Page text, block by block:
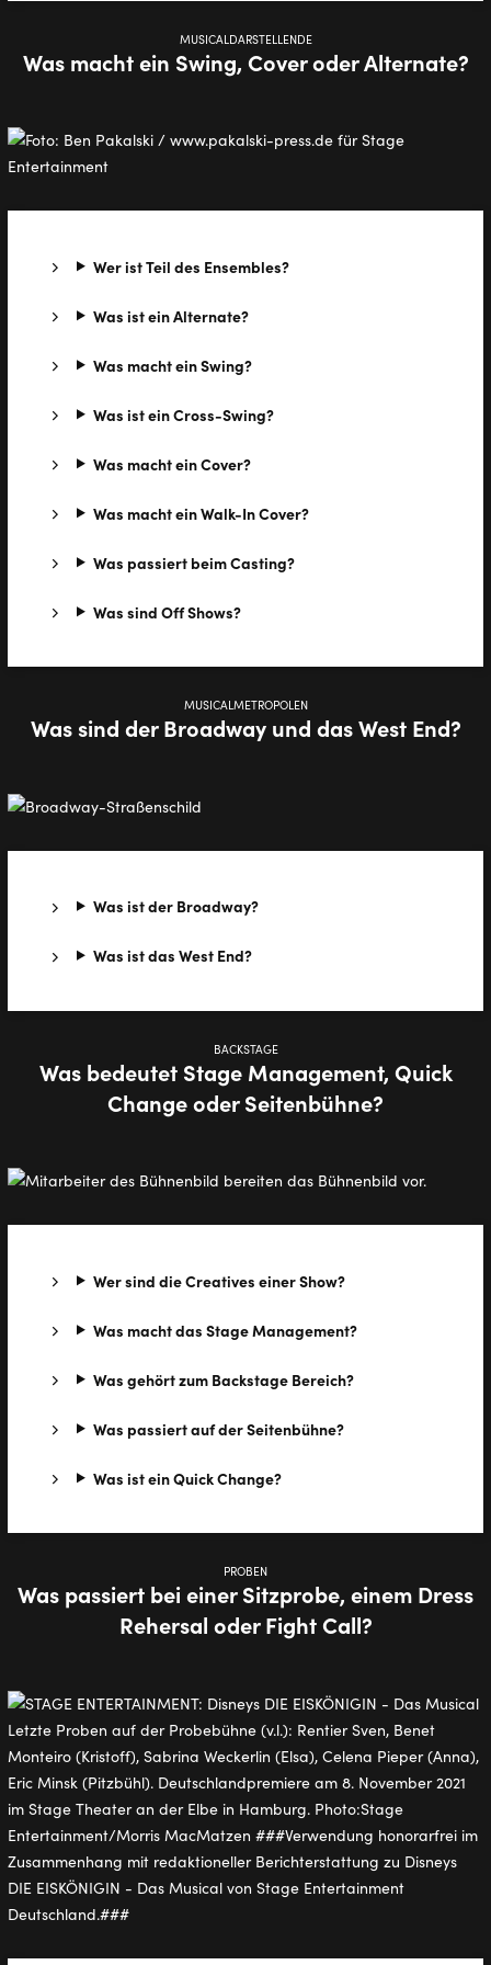
MUSICALDARSTELLENDE
Was macht ein Swing, Cover oder Alternate?
Wer ist Teil des Ensembles?
Was ist ein Alternate?
Was macht ein Swing?
Was ist ein Cross-Swing?
Was macht ein Cover?
Was macht ein Walk-In Cover?
Was passiert beim Casting?
Was sind Off Shows?
MUSICALMETROPOLEN
Was sind der Broadway und das West End?
Was ist der Broadway?
Was ist das West End?
BACKSTAGE
Was bedeutet Stage Management, Quick
Change oder Seitenbühne?
Wer sind die Creatives einer Show?
Was macht das Stage Management?
Was gehört zum Backstage Bereich?
Was passiert auf der Seitenbühne?
Was ist ein Quick Change?
PROBEN
Was passiert bei einer Sitzprobe, einem Dress
Rehersal oder Fight Call?